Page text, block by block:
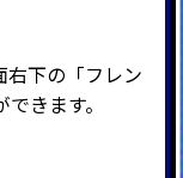
右下の「フレン
きます。